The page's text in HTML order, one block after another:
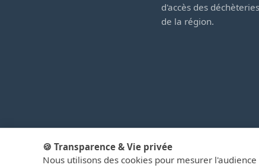
d'accès des
de la région.
© 2026
🍪 Transparence & Vie privée
Nous utilisons des cookies pour mesurer